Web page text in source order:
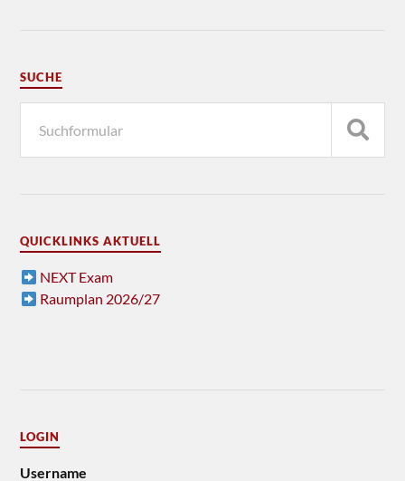
SUCHE
QUICKLINKS AKTUELL
NEXT Exam
Raumplan 2026/27
LOGIN
Username